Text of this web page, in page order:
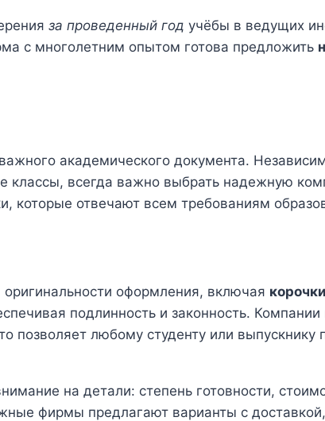
за проведенный год учёбы в ведущих
с многолетним опытом готова предложить
академического документа.
классы, всегда важно выбрать надежную
отвечают всем требованиям
оформления, включая корочки
подлинность и законность. Компании
позволяет любому студенту или выпускнику
на детали: степень готовности,
фирмы предлагают варианты с